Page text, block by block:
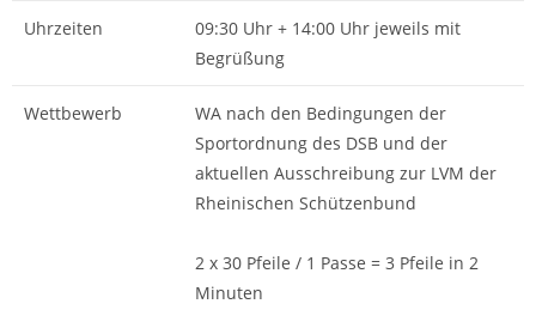
Uhrzeiten
09:30 Uhr + 14:00 Uhr jeweils mit
Begrüßung
Wettbewerb
WA nach den Bedingungen der
Sportordnung des DSB und der
aktuellen Ausschreibung zur LVM der
Rheinischen Schützenbund
2 x 30 Pfeile / 1 Passe = 3 Pfeile in 2
Minuten